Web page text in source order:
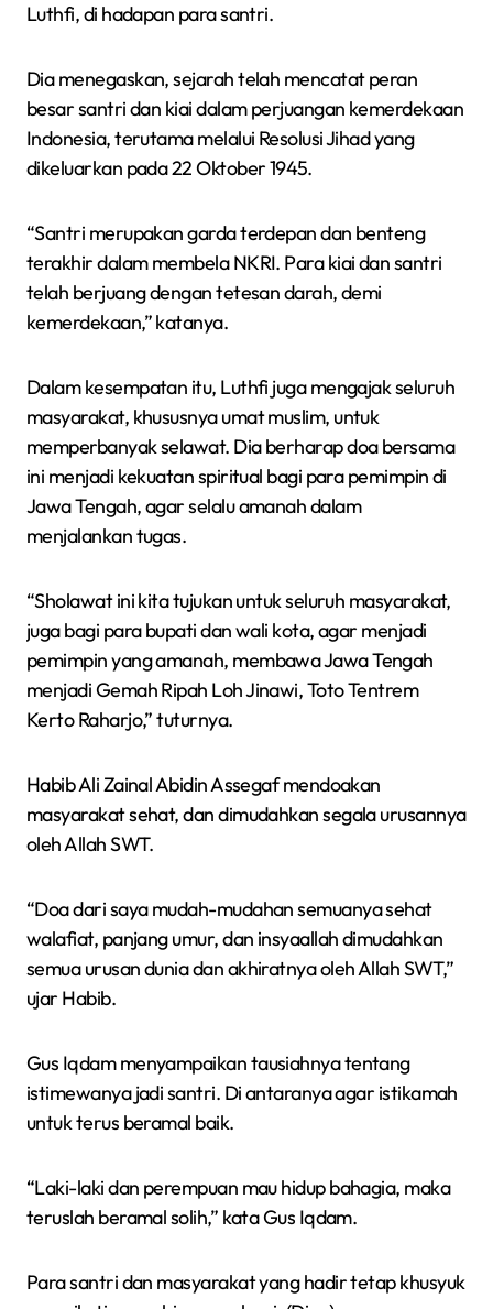
Luthfi, di hadapan para santri.
Dia menegaskan, sejarah telah mencatat peran
besar santri dan kiai dalam perjuangan kemerdekaan
Indonesia, terutama melalui Resolusi Jihad yang
dikeluarkan pada 22 Oktober 1945.
“Santri merupakan garda terdepan dan benteng
terakhir dalam membela NKRI. Para kiai dan santri
telah berjuang dengan tetesan darah, demi
kemerdekaan,” katanya.
Dalam kesempatan itu, Luthfi juga mengajak seluruh
masyarakat, khususnya umat muslim, untuk
memperbanyak selawat. Dia berharap doa bersama
ini menjadi kekuatan spiritual bagi para pemimpin di
Jawa Tengah, agar selalu amanah dalam
menjalankan tugas.
“Sholawat ini kita tujukan untuk seluruh masyarakat,
juga bagi para bupati dan wali kota, agar menjadi
pemimpin yang amanah, membawa Jawa Tengah
menjadi Gemah Ripah Loh Jinawi, Toto Tentrem
Kerto Raharjo,” tuturnya.
Habib Ali Zainal Abidin Assegaf mendoakan
masyarakat sehat, dan dimudahkan segala urusannya
oleh Allah SWT.
“Doa dari saya mudah-mudahan semuanya sehat
walafiat, panjang umur, dan insyaallah dimudahkan
semua urusan dunia dan akhiratnya oleh Allah SWT,”
ujar Habib.
Gus Iqdam menyampaikan tausiahnya tentang
istimewanya jadi santri. Di antaranya agar istikamah
untuk terus beramal baik.
“Laki-laki dan perempuan mau hidup bahagia, maka
teruslah beramal solih,” kata Gus Iqdam.
Para santri dan masyarakat yang hadir tetap khusyuk